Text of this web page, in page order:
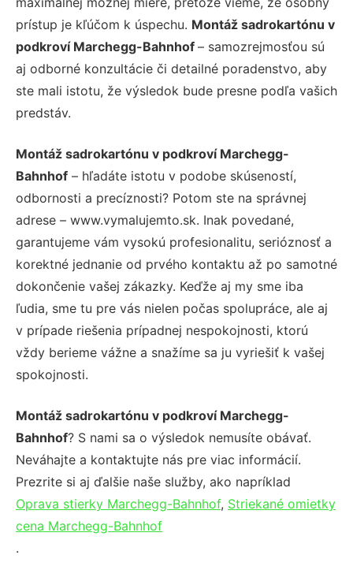
prístup je kľúčom k úspechu. Montáž sadrokartónu v
podkroví Marchegg-Bahnhof – samozrejmosťou sú
aj odborné konzultácie či detailné poradenstvo, aby
ste mali istotu, že výsledok bude presne podľa vašich
predstáv.
Montáž sadrokartónu v podkroví Marchegg-
Bahnhof – hľadáte istotu v podobe skúseností,
odbornosti a precíznosti? Potom ste na správnej
adrese – www.vymalujemto.sk. Inak povedané,
garantujeme vám vysokú profesionalitu, serióznosť a
korektné jednanie od prvého kontaktu až po samotné
dokončenie vašej zákazky. Keďže aj my sme iba
ľudia, sme tu pre vás nielen počas spolupráce, ale aj
v prípade riešenia prípadnej nespokojnosti, ktorú
vždy berieme vážne a snažíme sa ju vyriešiť k vašej
spokojnosti.
Montáž sadrokartónu v podkroví Marchegg-
Bahnhof? S nami sa o výsledok nemusíte obávať.
Neváhajte a kontaktujte nás pre viac informácií.
Prezrite si aj ďalšie naše služby, ako napríklad
Oprava stierky Marchegg-Bahnhof, Striekané omietky
cena Marchegg-Bahnhof
.